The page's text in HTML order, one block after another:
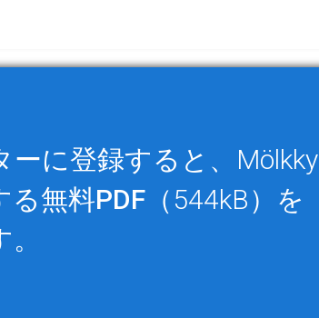
ーに登録すると、Mölkky
る無料PDF （544kB）を